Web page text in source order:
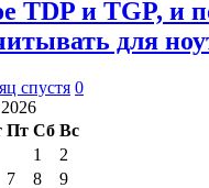
TDP и TGP, и
для
спустя 0
Пт Сб Вс
1
2
7 8
9